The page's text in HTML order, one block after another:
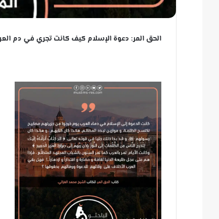
الحق المر: دعوة الإسلام كيف كانت تجري في دم